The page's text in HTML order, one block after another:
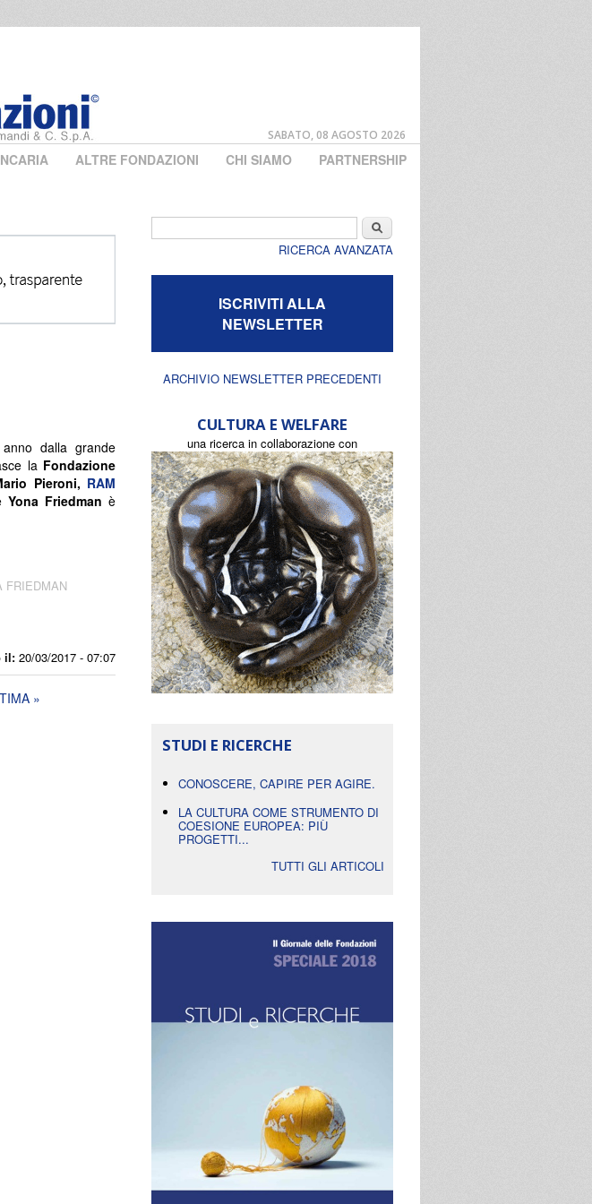
SABATO, 08 AGOSTO 2026
ALTRE FONDAZIONI CHI SIAMO PARTNERSHIP
il: 20/03/2017 - 07:07
dalla grande
la Fondazione
Pieroni, RAM
Yona Friedman è
FRIEDMAN
»
Cerca
RICERCA AVANZATA
ISCRIVITI ALLA
NEWSLETTER
ARCHIVIO NEWSLETTER PRECEDENTI
CULTURA E WELFARE
una ricerca in collaborazione con
STUDI E RICERCHE
CONOSCERE, CAPIRE PER AGIRE.
LA CULTURA COME STRUMENTO DI
COESIONE EUROPEA: PIÙ
PROGETTI...
TUTTI GLI ARTICOLI